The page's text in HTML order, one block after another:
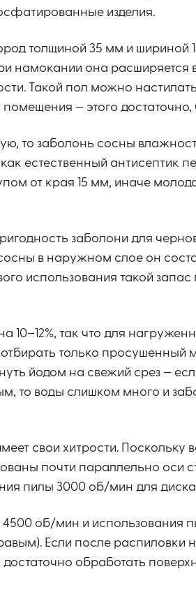
изделия.
толщиной 35 мм и шириной
намокании она расширяется
Такой пол можно
— этого
то заболонь сосны
естественный антисептик
от края 15 мм, иначе
заболони для
в наружном слое он
использования такой запас
10–12%, так что для
только просушенный
йодом на свежий срез —
то воды слишком много и
свои хитрости. Поскольку
почти параллельно оси
пилы 3000 об/мин для
4500 об/мин и использования
Если после распиловки
обработать